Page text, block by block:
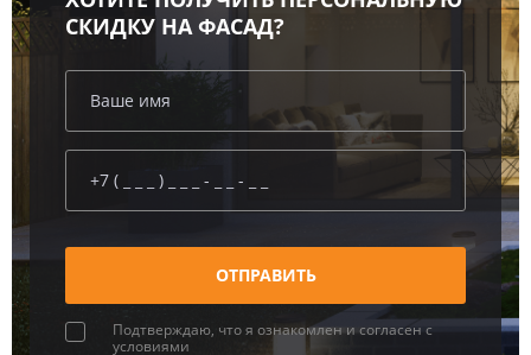
СКИДКУ НА ФАСАД?
Подтверждаю, что я ознакомлен и согласен с
условиями